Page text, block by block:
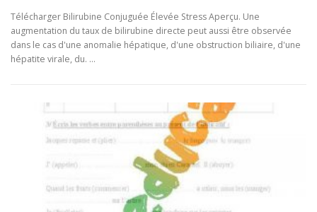
Télécharger Bilirubine Conjuguée Élevée Stress Aperçu. Une
augmentation du taux de bilirubine directe peut aussi être observée
dans le cas d'une anomalie hépatique, d'une obstruction biliaire, d'une
hépatite virale, du. …